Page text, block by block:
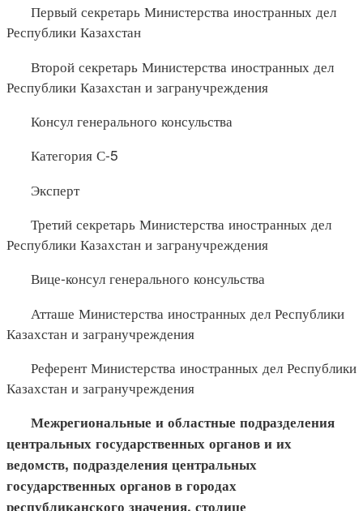
Первый секретарь Министерства иностранных дел
Республики Казахстан
Второй секретарь Министерства иностранных дел
Республики Казахстан и загранучреждения
Консул генерального консульства
Категория С-5
Эксперт
Третий секретарь Министерства иностранных дел
Республики Казахстан и загранучреждения
Вице-консул генерального консульства
Атташе Министерства иностранных дел Республики
Казахстан и загранучреждения
Референт Министерства иностранных дел Республики
Казахстан и загранучреждения
Межрегиональные и областные подразделения
центральных государственных органов и их
ведомств, подразделения центральных
государственных органов в городах
республиканского значения, столице